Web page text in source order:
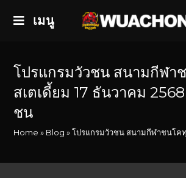
เมนู
โปรแกรมวัวชน สนามกีฬา
สเตเดี้ยม 17 ธันวาคม
ชน
Home » Blog »โปรแกรมวัวชน สนามกีฬาชนโคทุ่